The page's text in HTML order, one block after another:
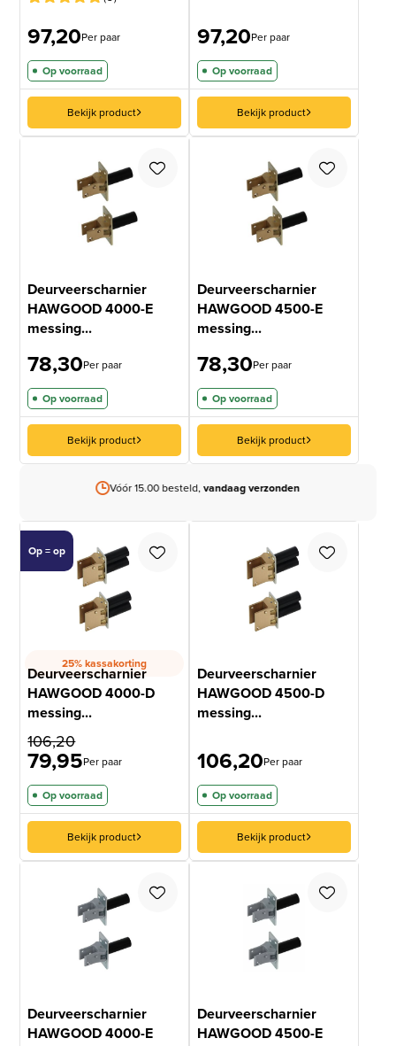
5op 5
gebaseerd
op
klantbeoordelingen
97,20Per paar
Op voorraad
Bekijk product
97,20Per paar
Op voorraad
Bekijk product
Deurveerscharnier
HAWGOOD 4000-E
messing...
78,30Per paar
Op voorraad
Bekijk product
Deurveerscharnier
HAWGOOD 4500-E
messing...
78,30Per paar
Op voorraad
Bekijk product
Vóór 15.00 besteld,vandaag verzonden
Op = op
25% kassakorting
Deurveerscharnier
HAWGOOD 4000-D
messing...
106,20
79,95Per paar
Op voorraad
Bekijk product
Deurveerscharnier
HAWGOOD 4500-D
messing...
106,20Per paar
Op voorraad
Bekijk product
Deurveerscharnier
HAWGOOD 4000-E
Deurveerscharnier
HAWGOOD 4500-E